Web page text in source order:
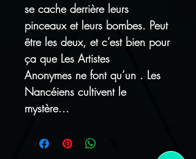
se cache derrière leurs
pinceaux et leurs bombes. Peut
être les deux, et c’est bien pour
ça que Les Artistes
Anonymes ne font qu’un . Les
Nancéiens cultivent le
mystère...